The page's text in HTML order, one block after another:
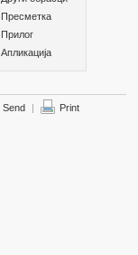
Пресметка
Прилог
Апликација
Send | Print